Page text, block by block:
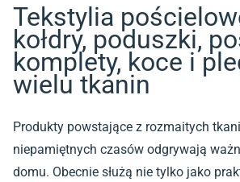
Tekstylia
kołdry, poduszki,
komplety, koce i
wielu tkanin
Produkty powstające z rozmaitych
niepamiętnych czasów odgrywają
domu. Obecnie służą nie tylko jako